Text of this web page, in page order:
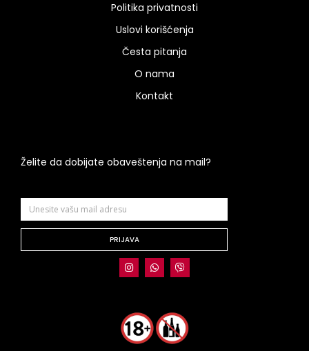
Politika privatnosti
Uslovi korišćenja
Česta pitanja
O nama
Kontakt
Želite da dobijate obaveštenja na mail?
PRIJAVA